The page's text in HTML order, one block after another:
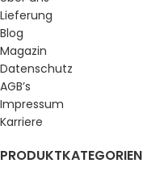
Lieferung
Blog
Magazin
Datenschutz
AGB’s
Impressum
Karriere
PRODUKTKATEGORIEN